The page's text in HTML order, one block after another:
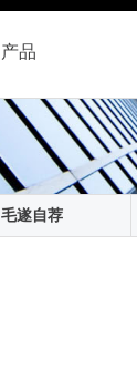
产品
毛遂自荐